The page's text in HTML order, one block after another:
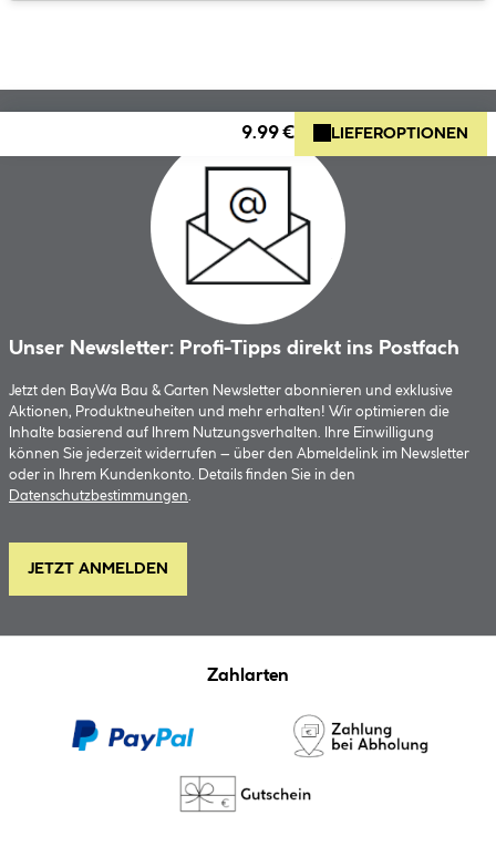
9.99 € LIEFEROPTIONEN
Unser Newsletter: Profi-Tipps direkt ins Postfach
Jetzt den BayWa Bau & Garten Newsletter abonnieren und exklusive
Aktionen, Produktneuheiten und mehr erhalten! Wir optimieren die
Inhalte basierend auf Ihrem Nutzungsverhalten. Ihre Einwilligung
können Sie jederzeit widerrufen – über den Abmeldelink im Newsletter
oder in Ihrem Kundenkonto. Details finden Sie in den
Datenschutzbestimmungen.
JETZT ANMELDEN
Zahlarten